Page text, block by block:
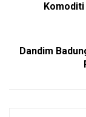
Dandim